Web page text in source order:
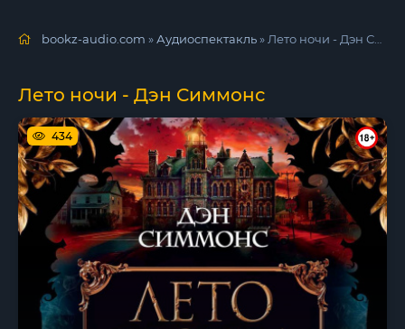
bookz-audio.com » Аудиоспектакль» Лето ночи - Дэн Симмонс
Лето ночи - Дэн Симмонс
434